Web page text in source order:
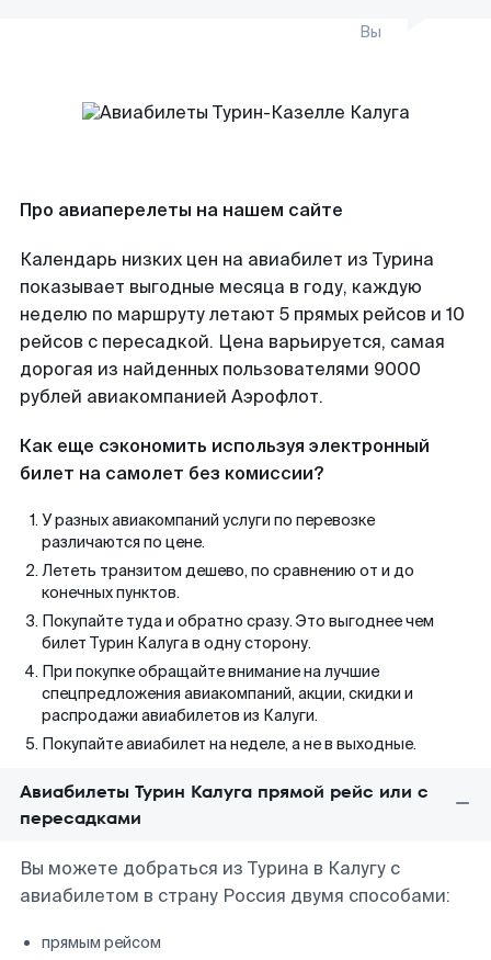
Вы
Про авиаперелеты на нашем сайте
Календарь низких цен на авиабилет из Турина
показывает выгодные месяца в году, каждую
неделю по маршруту летают 5 прямых рейсов и 10
рейсов с пересадкой. Цена варьируется, самая
дорогая из найденных пользователями 9000
рублей авиакомпанией Аэрофлот.
Как еще сэкономить используя электронный
билет на самолет без комиссии?
У разных авиакомпаний услуги по перевозке
различаются по цене.
Лететь транзитом дешево, по сравнению от и до
конечных пунктов.
Покупайте туда и обратно сразу. Это выгоднее чем
билет Турин Калуга в одну сторону.
При покупке обращайте внимание на лучшие
спецпредложения авиакомпаний, акции, скидки и
распродажи авиабилетов из Калуги.
Покупайте авиабилет на неделе, а не в выходные.
Авиабилеты Турин Калуга прямой рейс или с
пересадками
Вы можете добраться из Турина в Калугу с
авиабилетом в страну Россия двумя способами:
прямым рейсом